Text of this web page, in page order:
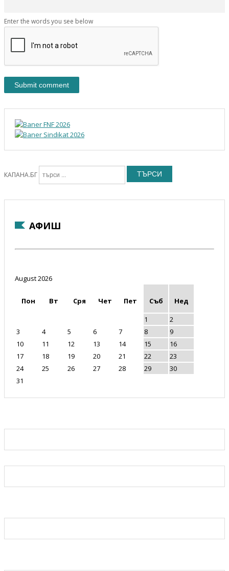
Enter the words you see below
КАПАНА.БГ ТЪРСИ
АФИШ
August 2026
Пон Вт Сря Чет Пет Съб
Нед
1
2
3
4 5 6 7 8
9
10
11 12 13 14 15
16
17
18 19 20 21 22
23
24
25 26 27 28 29
30
31